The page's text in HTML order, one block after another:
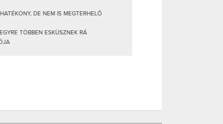
DE NEM IS MEGTERHELŐ
TÖBBEN ESKÜSZNEK RÁ